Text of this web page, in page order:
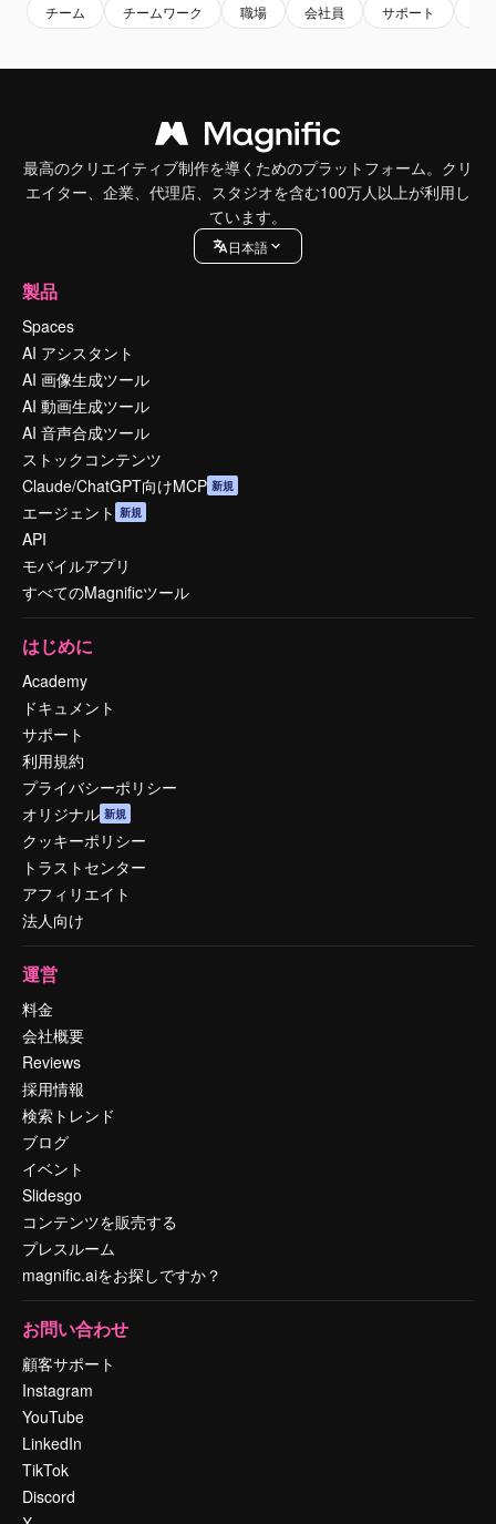
チーム チームワーク 職場 会社員 サポート
最高のクリエイティブ制作を導くためのプラットフォーム。クリ
エイター、企業、代理店、スタジオを含む100万人以上が利用し
ています。
日本語
製品
Spaces
AI アシスタント
AI 画像生成ツール
AI 動画生成ツール
AI 音声合成ツール
ストックコンテンツ
Claude/ChatGPT向けMCP 新規
エージェント 新規
API
モバイルアプリ
すべてのMagnificツール
はじめに
Academy
ドキュメント
サポート
利用規約
プライバシーポリシー
オリジナル 新規
クッキーポリシー
トラストセンター
アフィリエイト
法人向け
運営
料金
会社概要
Reviews
採用情報
検索トレンド
ブログ
イベント
Slidesgo
コンテンツを販売する
プレスルーム
magnific.aiをお探しですか？
お問い合わせ
顧客サポート
Instagram
YouTube
LinkedIn
TikTok
Discord